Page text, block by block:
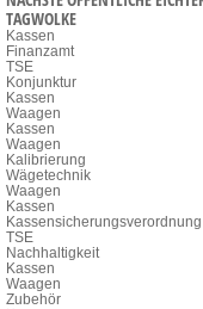
TAGWOLKE
Kassen
Finanzamt
TSE
Konjunktur
Kassen
Waagen
Kassen
Waagen
Kalibrierung
Wägetechnik
Waagen
Kassen
Kassensicherungsverordnung
TSE
Nachhaltigkeit
Kassen
Waagen
Zubehör